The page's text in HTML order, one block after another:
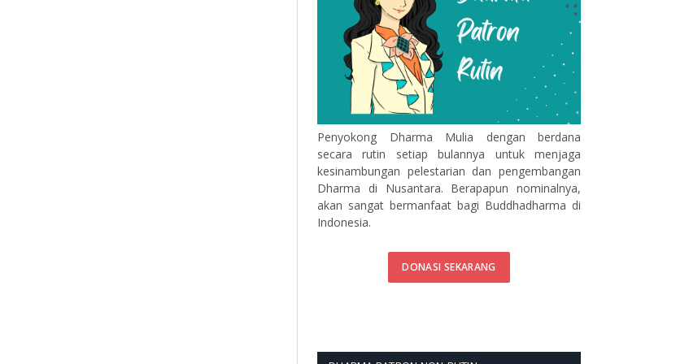
Penyokong Dharma Mulia dengan berdana
secara rutin setiap bulannya untuk menjaga
kesinambungan pelestarian dan pengembangan
Dharma di Nusantara. Berapapun nominalnya,
akan sangat bermanfaat bagi Buddhadharma di
Indonesia.
DONASI SEKARANG